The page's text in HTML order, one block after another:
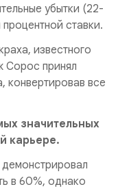
убытки (22-
ставки.
известного
Сорос принял
конвертировав все
значительных
карьере.
в 60%, однако